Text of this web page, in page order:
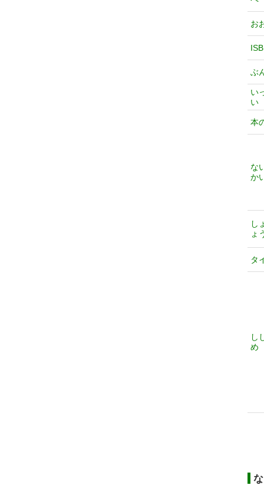
お
ぶ
い
い
本
な
か
し
ょ
タ
し
め